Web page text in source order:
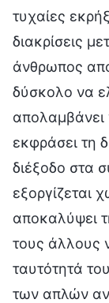
τυχαίες
διακρίσεις
άνθρωπος
δύσκολο να
απολαμβάνει
εκφράσει τη
διέξοδο στα
εξοργίζεται
αποκαλύψει
τους άλλους
ταυτότητά
των απλών